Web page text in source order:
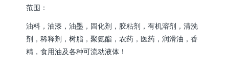
范围：
油料，油漆，油墨，固化剂，胶粘剂，有机溶剂，清洗
剂，稀释剂，树脂，聚氨酯，农药，医药，润滑油，香
精，食用油及各种可流动液体！